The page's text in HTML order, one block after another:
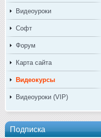
Видеоуроки
Софт
Форум
Карта сайта
Видеокурсы
Видеоуроки (VIP)
Подписка